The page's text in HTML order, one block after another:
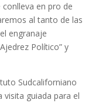
en pro de
al tanto de las
engranaje
Político” y
Sudcaliforniano
visita guiada para el